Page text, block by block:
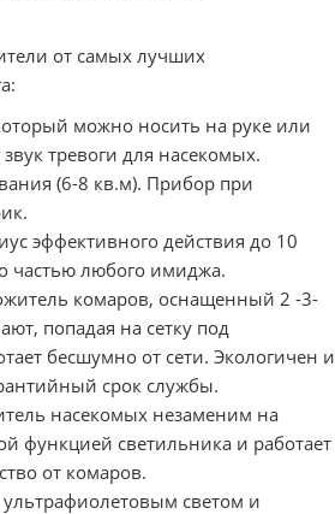
от самых лучших
можно носить на руке или
тревоги для насекомых.
(6-8 кв.м). Прибор при
эффективного действия до 10
частью любого имиджа.
комаров, оснащенный 2 -3-
попадая на сетку под
бесшумно от сети. Экологичен и
срок службы.
насекомых незаменим на
функцией светильника и работает
от комаров.
светом и